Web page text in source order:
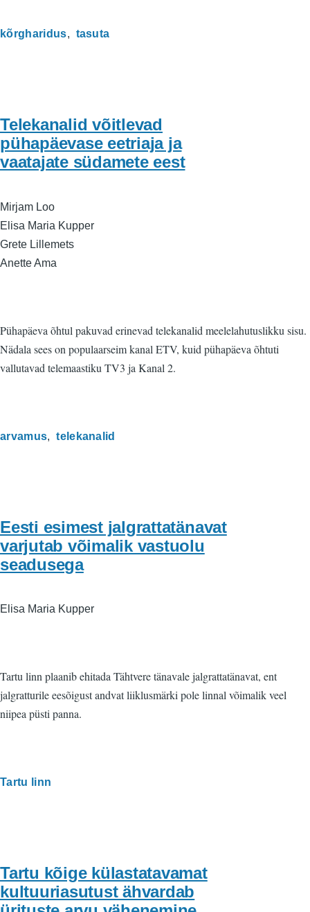
kõrgharidus tasuta
Telekanalid võitlevad
pühapäevase eetriaja ja
vaatajate südamete eest
Mirjam Loo
Elisa Maria Kupper
Grete Lillemets
Anette Ama
Pühapäeva õhtul pakuvad erinevad telekanalid meelelahutuslikku sisu.
Nädala sees on populaarseim kanal ETV, kuid pühapäeva õhtuti
vallutavad telemaastiku TV3 ja Kanal 2.
arvamus telekanalid
Eesti esimest jalgrattatänavat
varjutab võimalik vastuolu
seadusega
Elisa Maria Kupper
Tartu linn plaanib ehitada Tähtvere tänavale jalgrattatänavat, ent
jalgratturile eesõigust andvat liiklusmärki pole linnal võimalik veel
niipea püsti panna.
Tartu linn
Tartu kõige külastatavamat
kultuuriasutust ähvardab